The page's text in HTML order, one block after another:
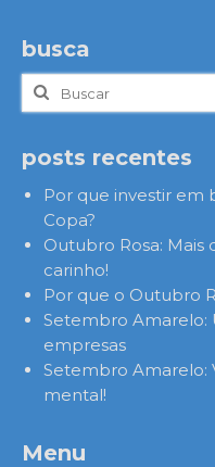
busca
Buscar
por:
posts recentes
Por que investir em
Copa?
Outubro Rosa:
carinho!
Por que o Outubro
Setembro Amarelo:
empresas
Setembro Amarelo:
mental!
Menu